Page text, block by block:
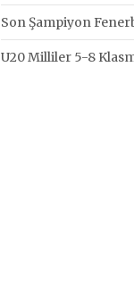
Son Şampiyon
U20 Milliler 5-8